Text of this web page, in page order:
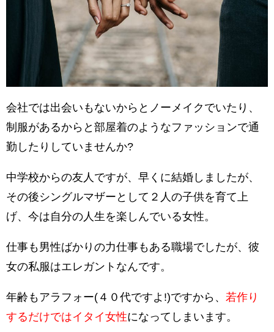
会社では出会いもないからとノーメイクでいたり、
制服があるからと部屋着のようなファッションで通
勤したりしていませんか?
中学校からの友人ですが、早くに結婚しましたが、
その後シングルマザーとして２人の子供を育て上
げ、今は自分の人生を楽しんでいる女性。
仕事も男性ばかりの力仕事もある職場でしたが、彼
女の私服はエレガントなんです。
年齢もアラフォー(４０代ですよ!)ですから、 若作り
するだけではイタイ女性になってしまいます。